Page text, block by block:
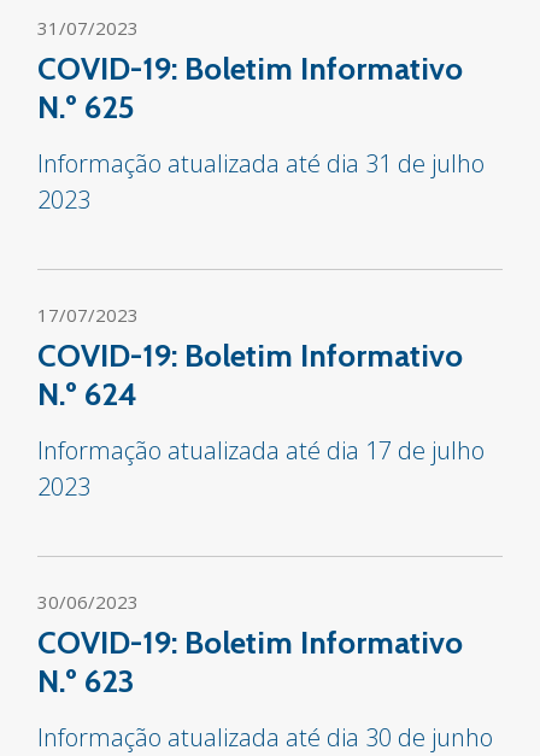
31/07/2023
COVID-19: Boletim Informativo
N.º 625
Informação atualizada até dia 31 de julho
2023
17/07/2023
COVID-19: Boletim Informativo
N.º 624
Informação atualizada até dia 17 de julho
2023
30/06/2023
COVID-19: Boletim Informativo
N.º 623
Informação atualizada até dia 30 de junho